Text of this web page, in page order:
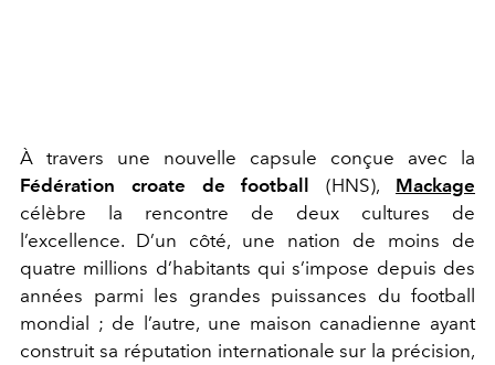
À travers une nouvelle capsule conçue avec la
Fédération croate de football (HNS), Mackage
célèbre la rencontre de deux cultures de
l’excellence. D’un côté, une nation de moins de
quatre millions d’habitants qui s’impose depuis des
années parmi les grandes puissances du football
mondial ; de l’autre, une maison canadienne ayant
construit sa réputation internationale sur la précision,